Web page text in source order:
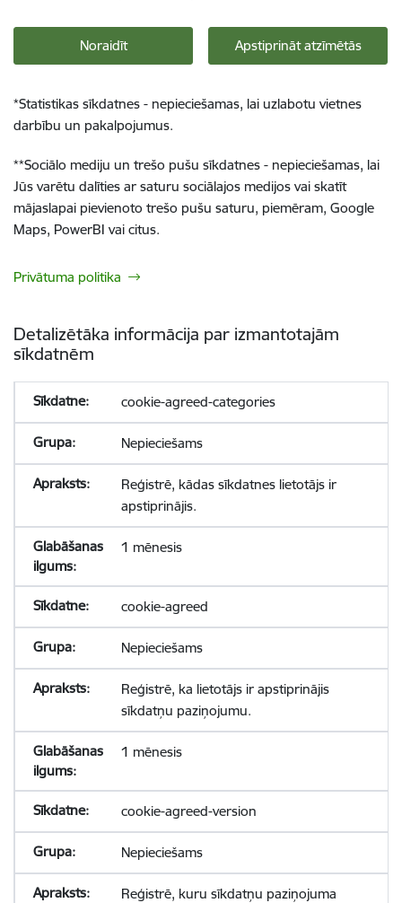
Noraidīt Apstiprināt atzīmētās
*Statistikas sīkdatnes - nepieciešamas, lai uzlabotu vietnes
darbību un pakalpojumus.
**Sociālo mediju un trešo pušu sīkdatnes - nepieciešamas, lai
Jūs varētu dalīties ar saturu sociālajos medijos vai skatīt
mājaslapai pievienoto trešo pušu saturu, piemēram, Google
Maps, PowerBI vai citus.
Privātuma politika
Detalizētāka informācija par izmantotajām
sīkdatnēm
cookie-agreed-categories
Nepieciešams
Reģistrē, kādas sīkdatnes lietotājs ir
apstiprinājis.
1 mēnesis
cookie-agreed
Nepieciešams
Reģistrē, ka lietotājs ir apstiprinājis
sīkdatņu paziņojumu.
1 mēnesis
cookie-agreed-version
Nepieciešams
Reģistrē, kuru sīkdatņu paziņojuma